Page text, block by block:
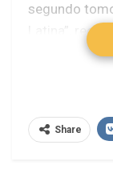
segundo
Latina”,
narra el
que han
Share